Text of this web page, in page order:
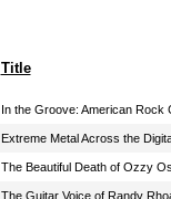
Title
In the Groove: American Rock
Extreme Metal Across the
The Beautiful Death of Ozzy
The Guitar Voice of Randy